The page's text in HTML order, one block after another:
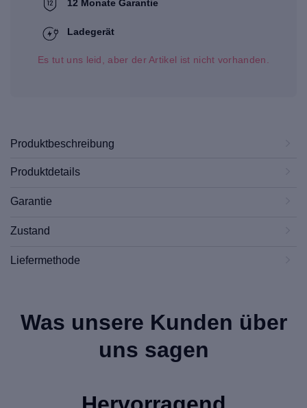
12 Monate Garantie
Ladegerät
Es tut uns leid, aber der Artikel ist nicht vorhanden.
Produktbeschreibung
Produktdetails
Garantie
Zustand
Liefermethode
Was unsere Kunden über
uns sagen